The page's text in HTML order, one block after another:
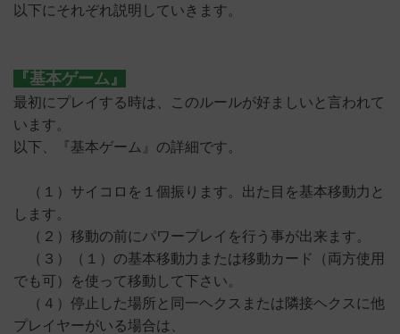
以下にそれぞれ説明していきます。
『基本ゲーム』
最初にプレイする時は、このルールが好ましいと言われて
います。
以下、『基本ゲーム』の詳細です。
（１）サイコロを１個振ります。出た目を基本移動力と
します。
（２）移動の前にパワープレイを行う事が出来ます。
（３）（１）の基本移動力または移動カード（両方使用
でも可）を使って移動して下さい。
（４）停止した場所と同一ヘクスまたは隣接ヘクスに他
プレイヤーがいる場合は、